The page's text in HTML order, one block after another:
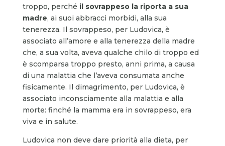
troppo, perché il sovrappeso la riporta a sua
madre, ai suoi abbracci morbidi, alla sua
tenerezza. Il sovrappeso, per Ludovica, è
associato all’amore e alla tenerezza della madre
che, a sua volta, aveva qualche chilo di troppo ed
è scomparsa troppo presto, anni prima, a causa
di una malattia che l’aveva consumata anche
fisicamente. Il dimagrimento, per Ludovica, è
associato inconsciamente alla malattia e alla
morte: finché la mamma era in sovrappeso, era
viva e in salute.
Ludovica non deve dare priorità alla dieta, per